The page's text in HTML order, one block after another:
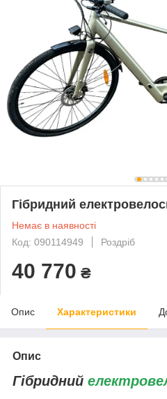
Гібридний
Немає в наявності
Код: 090114949
Роздріб
40 770 ₴
Опис Характеристики
Опис
Гібридний